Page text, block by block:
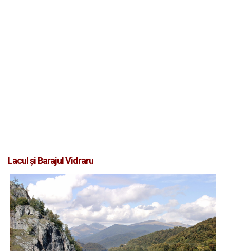
Lacul şi Barajul Vidraru